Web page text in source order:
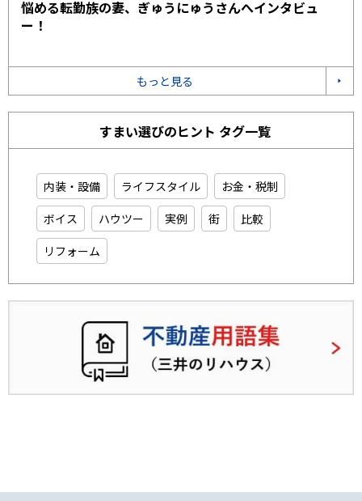
悩める転勤族の妻、ぎゅうにゅうさんへインタビュ
ー！
もっと見る
すまい選びのヒント タグ一覧
内装・設備 ライフスタイル
お金・税制
ボイス
ハウツー 実例 街
比較
リフォーム